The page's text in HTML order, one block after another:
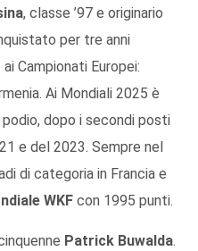
, classe ’97 e originario
per tre anni
Campionati Europei:
Ai Mondiali 2025 è
dopo i secondi posti
e del 2023. Sempre nel
di categoria in Francia e
WKF con 1995 punti.
Patrick Buwalda.